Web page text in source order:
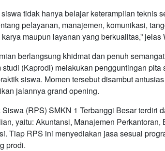
tidak hanya belajar keterampilan teknis
pelayanan, manajemen, komunikasi,
maupun layanan yang berkualitas,” jelas
berlangsung khidmat dan penuh
studi (Kaprodi) melakukan pengguntingan
siswa. Momen tersebut disambut
jalannya grand opening.
(RPS) SMKN 1 Terbanggi Besar terdiri
yaitu: Akuntansi, Manajemen
Tiap RPS ini menyediakan jasa sesuai
prodi.